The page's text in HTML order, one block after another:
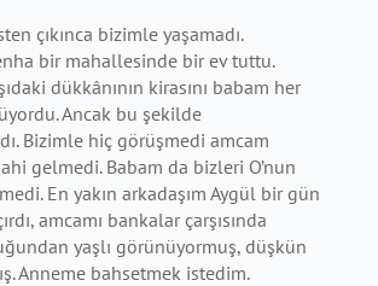
çıkınca bizimle yaşamadı.
bir mahallesinde bir ev tuttu.
dükkânının kirasını babam her
Ancak bu şekilde
Bizimle hiç görüşmedi amcam
gelmedi. Babam da bizleri O’nun
En yakın arkadaşım Aygül bir gün
amcamı bankalar çarşısında
yaşlı görünüyormuş, düşkün
Anneme bahsetmek istedim.